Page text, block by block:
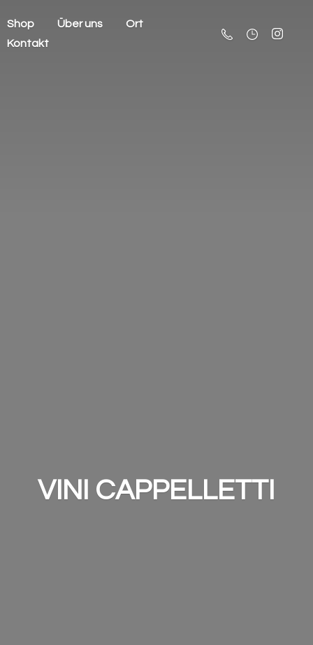
Shop Über uns
Ort
Kontakt
VINI CAPPELLETTI